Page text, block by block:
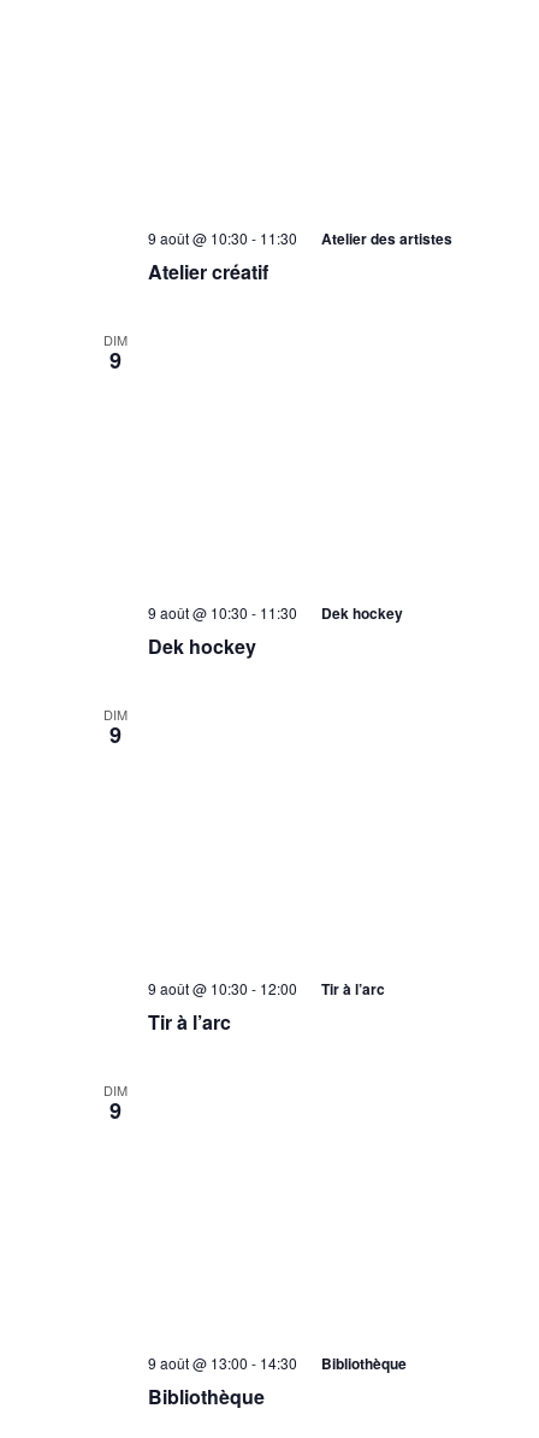
Atelier créatif
9 août @ 10:30 - 11:30 Atelier des artistes
DIM
9
Dek hockey
9 août @ 10:30 - 11:30 Dek hockey
DIM
9
Tir à l’arc
9 août @ 10:30 - 12:00 Tir à l’arc
DIM
9
Bibliothèque
9 août @ 13:00 - 14:30 Bibliothèque